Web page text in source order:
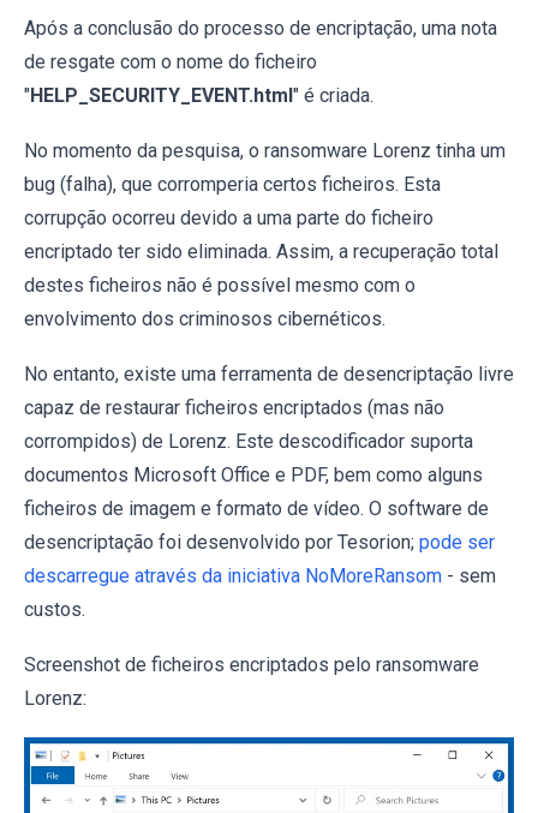
Após a conclusão do processo de encriptação, uma nota
de resgate com o nome do ficheiro
"HELP_SECURITY_EVENT.html" é criada.
No momento da pesquisa, o ransomware Lorenz tinha um
bug (falha), que corromperia certos ficheiros. Esta
corrupção ocorreu devido a uma parte do ficheiro
encriptado ter sido eliminada. Assim, a recuperação total
destes ficheiros não é possível mesmo com o
envolvimento dos criminosos cibernéticos.
No entanto, existe uma ferramenta de desencriptação livre
capaz de restaurar ficheiros encriptados (mas não
corrompidos) de Lorenz. Este descodificador suporta
documentos Microsoft Office e PDF, bem como alguns
ficheiros de imagem e formato de vídeo. O software de
desencriptação foi desenvolvido por Tesorion; pode ser
descarregue através da iniciativa NoMoreRansom - sem
custos.
Screenshot de ficheiros encriptados pelo ransomware
Lorenz: